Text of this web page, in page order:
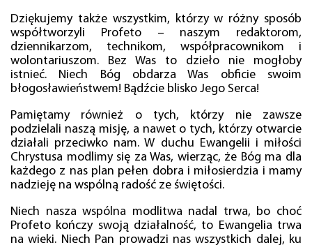
Dziękujemy także wszystkim, którzy w różny sposób
współtworzyli Profeto – naszym redaktorom,
dziennikarzom, technikom, współpracownikom i
wolontariuszom. Bez Was to dzieło nie mogłoby
istnieć. Niech Bóg obdarza Was obficie swoim
błogosławieństwem! Bądźcie blisko Jego Serca!
Pamiętamy również o tych, którzy nie zawsze
podzielali naszą misję, a nawet o tych, którzy otwarcie
działali przeciwko nam. W duchu Ewangelii i miłości
Chrystusa modlimy się za Was, wierząc, że Bóg ma dla
każdego z nas plan pełen dobra i miłosierdzia i mamy
nadzieję na wspólną radość ze świętości.
Niech nasza wspólna modlitwa nadal trwa, bo choć
Profeto kończy swoją działalność, to Ewangelia trwa
na wieki. Niech Pan prowadzi nas wszystkich dalej, ku